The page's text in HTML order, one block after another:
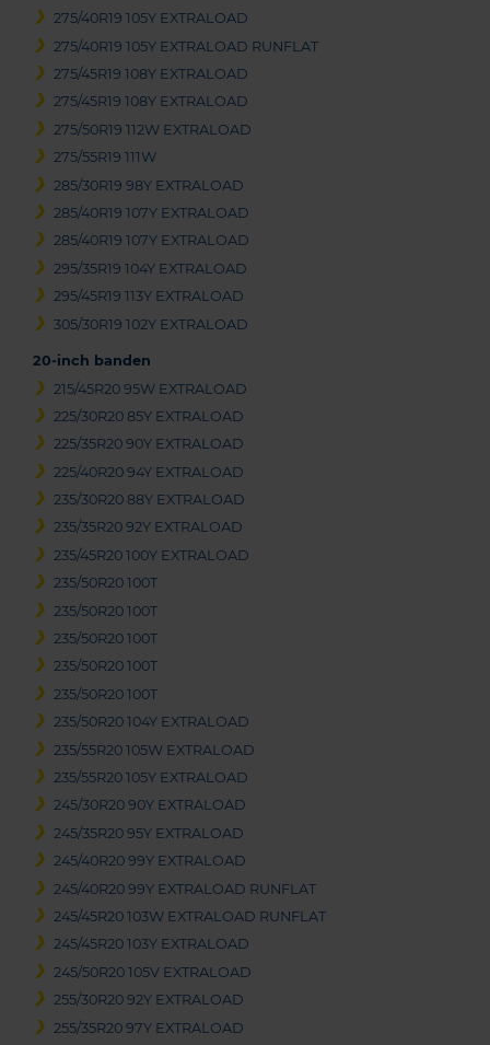
275/40R19 105Y EXTRALOAD
275/40R19 105Y EXTRALOAD RUNFLAT
275/45R19 108Y EXTRALOAD
275/45R19 108Y EXTRALOAD
275/50R19 112W EXTRALOAD
275/55R19 111W
285/30R19 98Y EXTRALOAD
285/40R19 107Y EXTRALOAD
285/40R19 107Y EXTRALOAD
295/35R19 104Y EXTRALOAD
295/45R19 113Y EXTRALOAD
305/30R19 102Y EXTRALOAD
20-inch banden
215/45R20 95W EXTRALOAD
225/30R20 85Y EXTRALOAD
225/35R20 90Y EXTRALOAD
225/40R20 94Y EXTRALOAD
235/30R20 88Y EXTRALOAD
235/35R20 92Y EXTRALOAD
235/45R20 100Y EXTRALOAD
235/50R20 100T
235/50R20 100T
235/50R20 100T
235/50R20 100T
235/50R20 100T
235/50R20 104Y EXTRALOAD
235/55R20 105W EXTRALOAD
235/55R20 105Y EXTRALOAD
245/30R20 90Y EXTRALOAD
245/35R20 95Y EXTRALOAD
245/40R20 99Y EXTRALOAD
245/40R20 99Y EXTRALOAD RUNFLAT
245/45R20 103W EXTRALOAD RUNFLAT
245/45R20 103Y EXTRALOAD
245/50R20 105V EXTRALOAD
255/30R20 92Y EXTRALOAD
255/35R20 97Y EXTRALOAD